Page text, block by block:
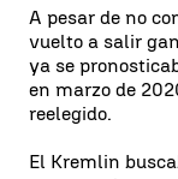
A pesar de no
vuelto a salir
ya se
en marzo de
reelegido.
El Kremlin